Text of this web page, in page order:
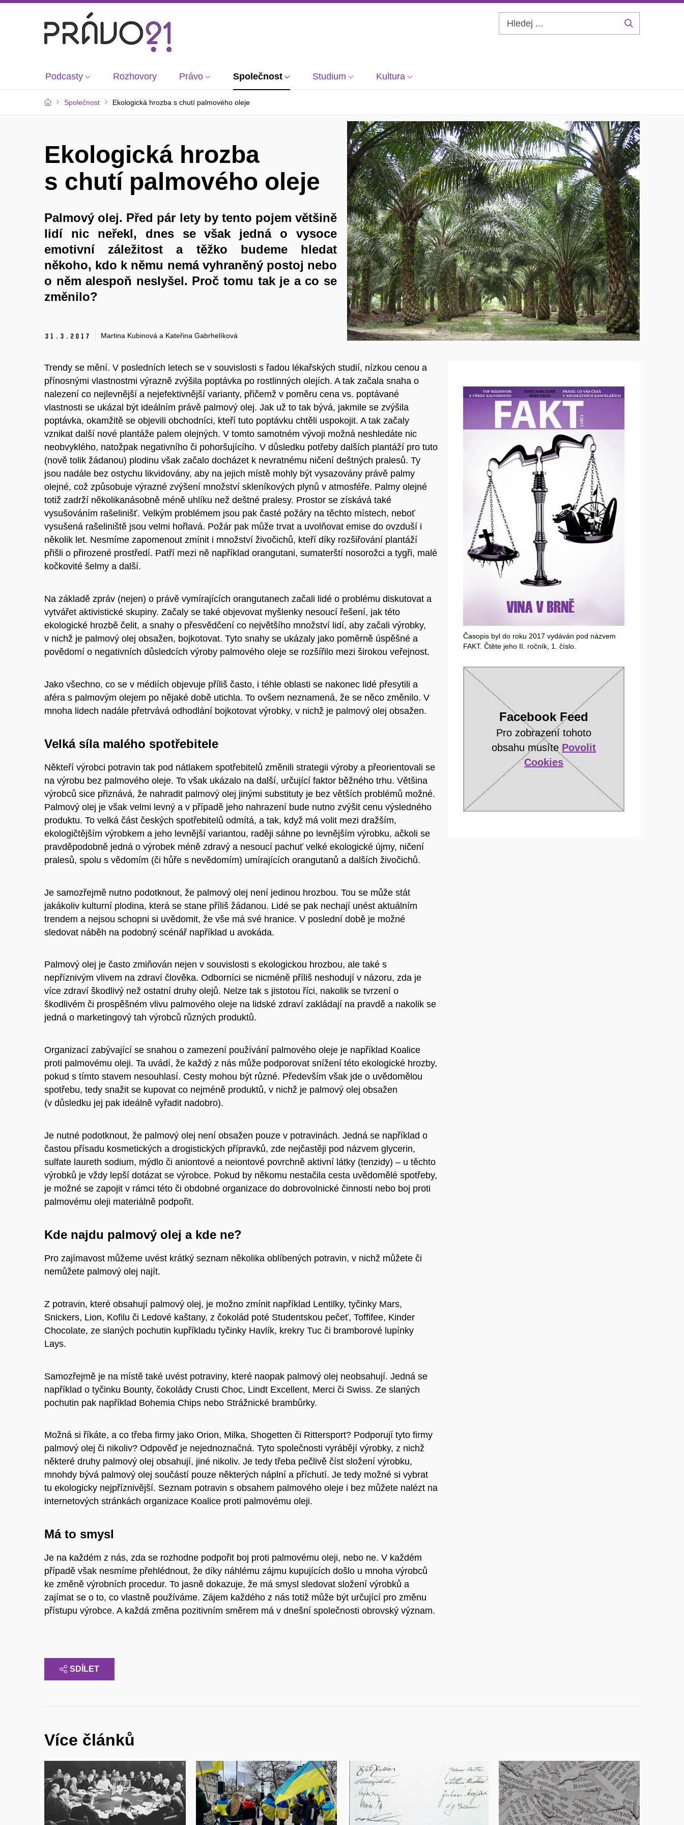
Podcasty Rozhovory Právo Společnost Studium Kultura
Společnost Ekologická hrozba s chutí palmového oleje
Ekologická hrozba
s chutí palmového oleje
Palmový olej. Před pár lety by tento pojem většině
lidí nic neřekl, dnes se však jedná o vysoce
emotivní záležitost a těžko budeme hledat
někoho, kdo k němu nemá vyhraněný postoj nebo
o něm alespoň neslyšel. Proč tomu tak je a co se
změnilo?
31. 3. 2017 Martina Kubinová a Kateřina Gabrhelíková
Trendy se mění. V posledních letech se v souvislosti s řadou lékařských studií, nízkou cenou a
přínosnými vlastnostmi výrazně zvýšila poptávka po rostlinných olejích. A tak začala snaha o
nalezení co nejlevnější a nejefektivnější varianty, přičemž v poměru cena vs. poptávané
vlastnosti se ukázal být ideálním právě palmový olej. Jak už to tak bývá, jakmile se zvýšila
poptávka, okamžitě se objevili obchodníci, kteří tuto poptávku chtěli uspokojit. A tak začaly
vznikat další nové plantáže palem olejných. V tomto samotném vývoji možná neshledáte nic
neobvyklého, natožpak negativního či pohoršujícího. V důsledku potřeby dalších plantáží pro tuto
(nově tolik žádanou) plodinu však začalo docházet k nevratnému ničení deštných pralesů. Ty
jsou nadále bez ostychu likvidovány, aby na jejich místě mohly být vysazovány právě palmy
olejné, což způsobuje výrazné zvýšení množství skleníkových plynů v atmosféře. Palmy olejné
totiž zadrží několikanásobně méně uhlíku než deštné pralesy. Prostor se získává také
vysušováním rašelinišť. Velkým problémem jsou pak časté požáry na těchto místech, neboť
vysušená rašeliniště jsou velmi hořlavá. Požár pak může trvat a uvolňovat emise do ovzduší i
několik let. Nesmíme zapomenout zmínit i množství živočichů, kteří díky rozšiřování plantáží
přišli o přirozené prostředí. Patří mezi ně například orangutani, sumaterští nosorožci a tygři, malé
kočkovité šelmy a další.
Na základě zpráv (nejen) o právě vymírajících orangutanech začali lidé o problému diskutovat a
vytvářet aktivistické skupiny. Začaly se také objevovat myšlenky nesoucí řešení, jak této
ekologické hrozbě čelit, a snahy o přesvědčení co největšího množství lidí, aby začali výrobky,
v nichž je palmový olej obsažen, bojkotovat. Tyto snahy se ukázaly jako poměrně úspěšné a
povědomí o negativních důsledcích výroby palmového oleje se rozšířilo mezi širokou veřejnost.
Jako všechno, co se v médiích objevuje příliš často, i téhle oblasti se nakonec lidé přesytili a
aféra s palmovým olejem po nějaké době utichla. To ovšem neznamená, že se něco změnilo. V
mnoha lidech nadále přetrvává odhodlání bojkotovat výrobky, v nichž je palmový olej obsažen.
Velká síla malého spotřebitele
Někteří výrobci potravin tak pod nátlakem spotřebitelů změnili strategii výroby a přeorientovali se
na výrobu bez palmového oleje. To však ukázalo na další, určující faktor běžného trhu. Většina
výrobců sice přiznává, že nahradit palmový olej jinými substituty je bez větších problémů možné.
Palmový olej je však velmi levný a v případě jeho nahrazení bude nutno zvýšit cenu výsledného
produktu. To velká část českých spotřebitelů odmítá, a tak, když má volit mezi dražším,
ekologičtějším výrobkem a jeho levnější variantou, raději sáhne po levnějším výrobku, ačkoli se
pravděpodobně jedná o výrobek méně zdravý a nesoucí pachuť velké ekologické újmy, ničení
pralesů, spolu s vědomím (či hůře s nevědomím) umírajících orangutanů a dalších živočichů.
Je samozřejmě nutno podotknout, že palmový olej není jedinou hrozbou. Tou se může stát
jakákoliv kulturní plodina, která se stane příliš žádanou. Lidé se pak nechají unést aktuálním
trendem a nejsou schopni si uvědomit, že vše má své hranice. V poslední době je možné
sledovat náběh na podobný scénář například u avokáda.
Palmový olej je často zmiňován nejen v souvislosti s ekologickou hrozbou, ale také s
nepříznivým vlivem na zdraví člověka. Odborníci se nicméně příliš neshodují v názoru, zda je
více zdraví škodlivý než ostatní druhy olejů. Nelze tak s jistotou říci, nakolik se tvrzení o
škodlivém či prospěšném vlivu palmového oleje na lidské zdraví zakládají na pravdě a nakolik se
jedná o marketingový tah výrobců různých produktů.
Organizací zabývající se snahou o zamezení používání palmového oleje je například Koalice
proti palmovému oleji. Ta uvádí, že každý z nás může podporovat snížení této ekologické hrozby,
pokud s tímto stavem nesouhlasí. Cesty mohou být různé. Především však jde o uvědomělou
spotřebu, tedy snažit se kupovat co nejméně produktů, v nichž je palmový olej obsažen
(v důsledku jej pak ideálně vyřadit nadobro).
Je nutné podotknout, že palmový olej není obsažen pouze v potravinách. Jedná se například o
častou přísadu kosmetických a drogistických přípravků, zde nejčastěji pod názvem glycerin,
sulfate laureth sodium, mýdlo či aniontové a neiontové povrchně aktivní látky (tenzidy) – u těchto
výrobků je vždy lepší dotázat se výrobce. Pokud by někomu nestačila cesta uvědomělé spotřeby,
je možné se zapojit v rámci této či obdobné organizace do dobrovolnické činnosti nebo boj proti
palmovému oleji materiálně podpořit.
Kde najdu palmový olej a kde ne?
Pro zajímavost můžeme uvést krátký seznam několika oblíbených potravin, v nichž můžete či
nemůžete palmový olej najít.
Z potravin, které obsahují palmový olej, je možno zmínit například Lentilky, tyčinky Mars,
Snickers, Lion, Kofilu či Ledové kaštany, z čokolád poté Studentskou pečeť, Toffifee, Kinder
Chocolate, ze slaných pochutin kupříkladu tyčinky Havlík, krekry Tuc či bramborové lupínky
Lays.
Samozřejmě je na místě také uvést potraviny, které naopak palmový olej neobsahují. Jedná se
například o tyčinku Bounty, čokolády Crusti Choc, Lindt Excellent, Merci či Swiss. Ze slaných
pochutin pak například Bohemia Chips nebo Strážnické brambůrky.
Možná si říkáte, a co třeba firmy jako Orion, Milka, Shogetten či Rittersport? Podporují tyto firmy
palmový olej či nikoliv? Odpověď je nejednoznačná. Tyto společnosti vyrábějí výrobky, z nichž
některé druhy palmový olej obsahují, jiné nikoliv. Je tedy třeba pečlivě číst složení výrobku,
mnohdy bývá palmový olej součástí pouze některých náplní a příchutí. Je tedy možné si vybrat
tu ekologicky nejpříznivější. Seznam potravin s obsahem palmového oleje i bez můžete nalézt na
internetových stránkách organizace Koalice proti palmovému oleji.
Má to smysl
Je na každém z nás, zda se rozhodne podpořit boj proti palmovému oleji, nebo ne. V každém
případě však nesmíme přehlédnout, že díky náhlému zájmu kupujících došlo u mnoha výrobců
ke změně výrobních procedur. To jasně dokazuje, že má smysl sledovat složení výrobků a
zajímat se o to, co vlastně používáme. Zájem každého z nás totiž může být určující pro změnu
přístupu výrobce. A každá změna pozitivním směrem má v dnešní společnosti obrovský význam.
Časopis byl do roku 2017 vydáván pod názvem
FAKT. Čtěte jeho II. ročník, 1. číslo.
Facebook Feed
Pro zobrazení tohoto
obsahu musíte Povolit
Cookies
SDÍLET
Více článků